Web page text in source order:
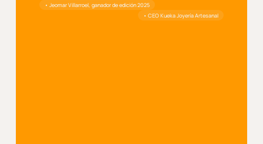
• Jeomar Villarroel, ganador de edición 2025
• CEO Kueka Joyería Artesanal